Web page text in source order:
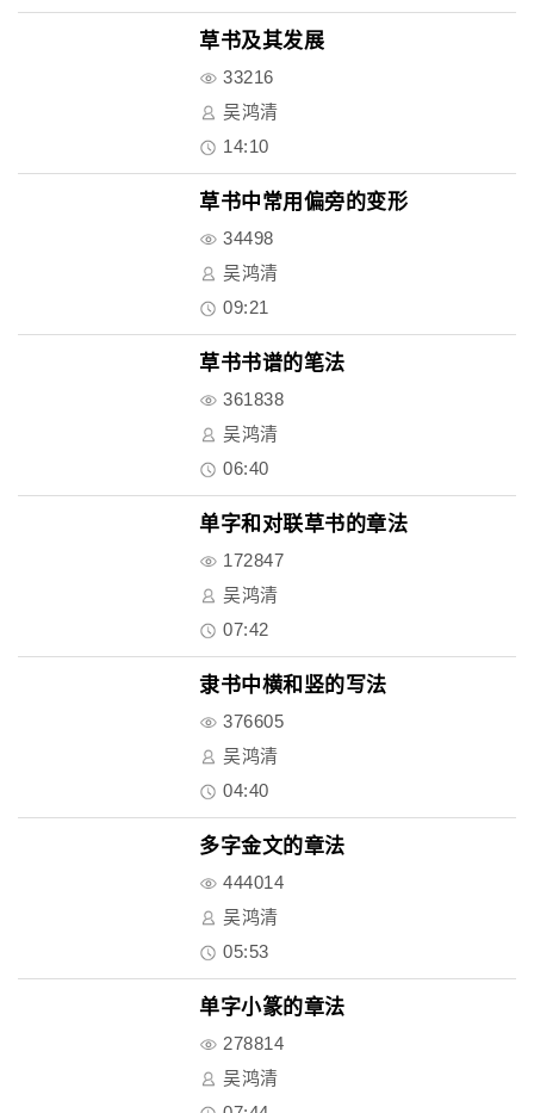
草书及其发展
33216
吴鸿清
14:10
草书中常用偏旁的变形
34498
吴鸿清
09:21
草书书谱的笔法
361838
吴鸿清
06:40
单字和对联草书的章法
172847
吴鸿清
07:42
隶书中横和竖的写法
376605
吴鸿清
04:40
多字金文的章法
444014
吴鸿清
05:53
单字小篆的章法
278814
吴鸿清